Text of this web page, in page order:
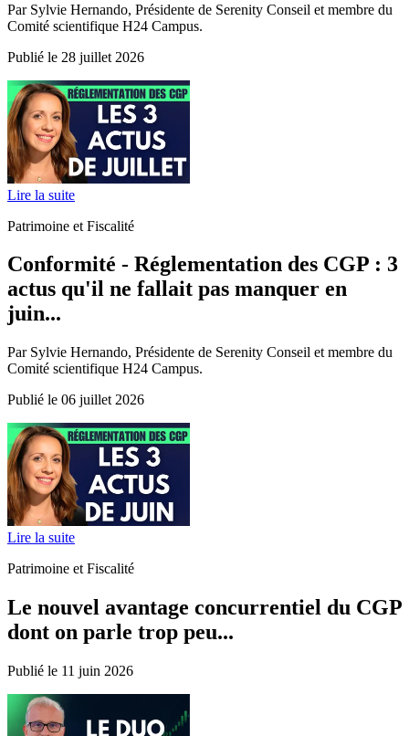
Par Sylvie Hernando, Présidente de Serenity Conseil et membre du
Comité scientifique H24 Campus.
Publié le 28 juillet 2026
Lire la suite
Patrimoine et Fiscalité
Conformité - Réglementation des CGP : 3
actus qu'il ne fallait pas manquer en
juin...
Par Sylvie Hernando, Présidente de Serenity Conseil et membre du
Comité scientifique H24 Campus.
Publié le 06 juillet 2026
Lire la suite
Patrimoine et Fiscalité
Le nouvel avantage concurrentiel du CGP
dont on parle trop peu...
Publié le 11 juin 2026